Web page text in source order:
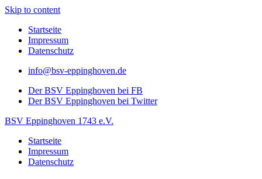
Skip to content
Startseite
Impressum
Datenschutz
info@bsv-eppinghoven.de
Der BSV Eppinghoven bei FB
Der BSV Eppinghoven bei Twitter
BSV Eppinghoven 1743 e.V.
Startseite
Impressum
Datenschutz